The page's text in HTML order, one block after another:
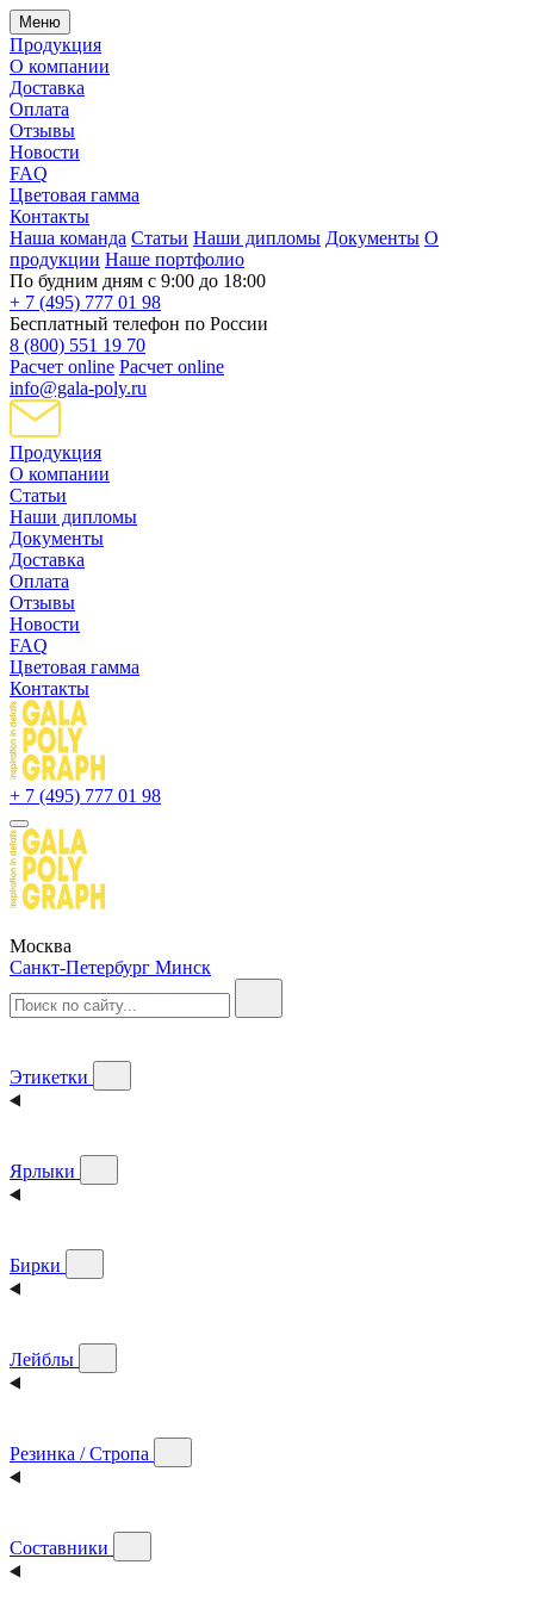
Меню
Продукция
О компании
Доставка
Оплата
Отзывы
Новости
FAQ
Цветовая гамма
Контакты
Наша команда Статьи Наши дипломы Документы О
продукции Наше портфолио
По будним дням с 9:00 до 18:00
+ 7 (495) 777 01 98
Бесплатный телефон по России
8 (800) 551 19 70
Расчет online Расчет online
info@gala-poly.ru
Продукция
О компании
Статьи
Наши дипломы
Документы
Доставка
Оплата
Отзывы
Новости
FAQ
Цветовая гамма
Контакты
+ 7 (495) 777 01 98
Москва
Санкт-Петербург Минск
Этикетки
Ярлыки
Бирки
Лейблы
Резинка / Стропа
Составники